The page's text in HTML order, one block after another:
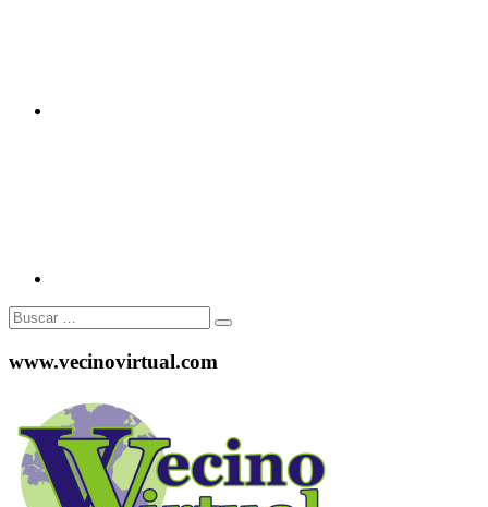
Buscar:
www.vecinovirtual.com